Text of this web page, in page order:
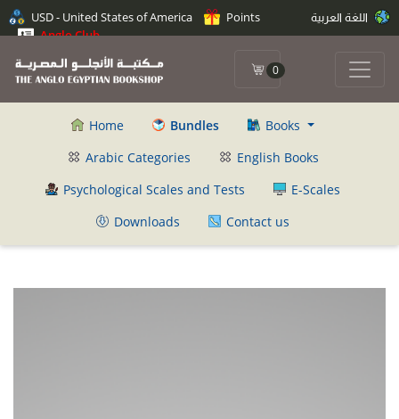
USD - United States of America
Points
Anglo Club
0
Home Bundles
Books
Arabic Categories
English Books
Psychological Scales and Tests
E-Scales
Downloads
Contact us